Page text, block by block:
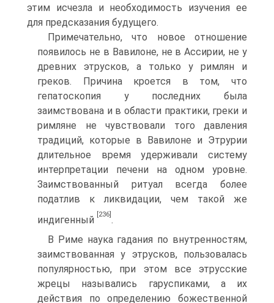
этим исчезла и необходимость изу­чения ее
для предсказания будущего.
Примечательно, что новое отношение
появилось не в Вави­лоне, не в Ассирии, не у
древних этрусков, а только у римлян и
греков. Причина кроется в том, что
гепатоскопия у последних была
заимствована и в области практики, греки и
римляне не чувствовали того давления
традиций, которые в Вавилоне и Этрурии
длительное время удерживали систему
интерпретации печени на одном уровне.
Заимствованный ритуал всегда более
податлив к ликвидации, чем такой же
индигенный
[236]
.
В Риме наука гадания по внутренностям,
заимствованная у этрусков, пользовалась
популярностью, при этом все этрус­ские
жрецы назывались гаруспиками, а их
действия по опре­делению божественной